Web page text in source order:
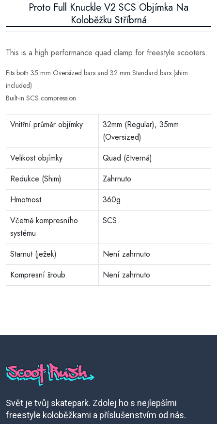
Proto Full Knuckle V2 SCS Objímka Na
Koloběžku Stříbrná
This is a high performance quad clamp for freestyle scooters.
Fits both 35 mm Oversized bars and 32 mm Standard bars (shim
included)
Built-in SCS compression
Vnitřní průměr objímky
32mm (Regular), 35mm
(Oversized)
Velikost objímky
Quad (čtverná)
Redukce (Shim)
Zahrnuto
Hmotnost
360g
Včetně kompresního
systému
SCS
Starnut (ježek)
Není zahrnuto
Kompresní šroub
Není zahrnuto
Svět je tvůj skatepark. Zdolej ho s nejlepšími
freestyle koloběžkami a příslušenstvím od nás.